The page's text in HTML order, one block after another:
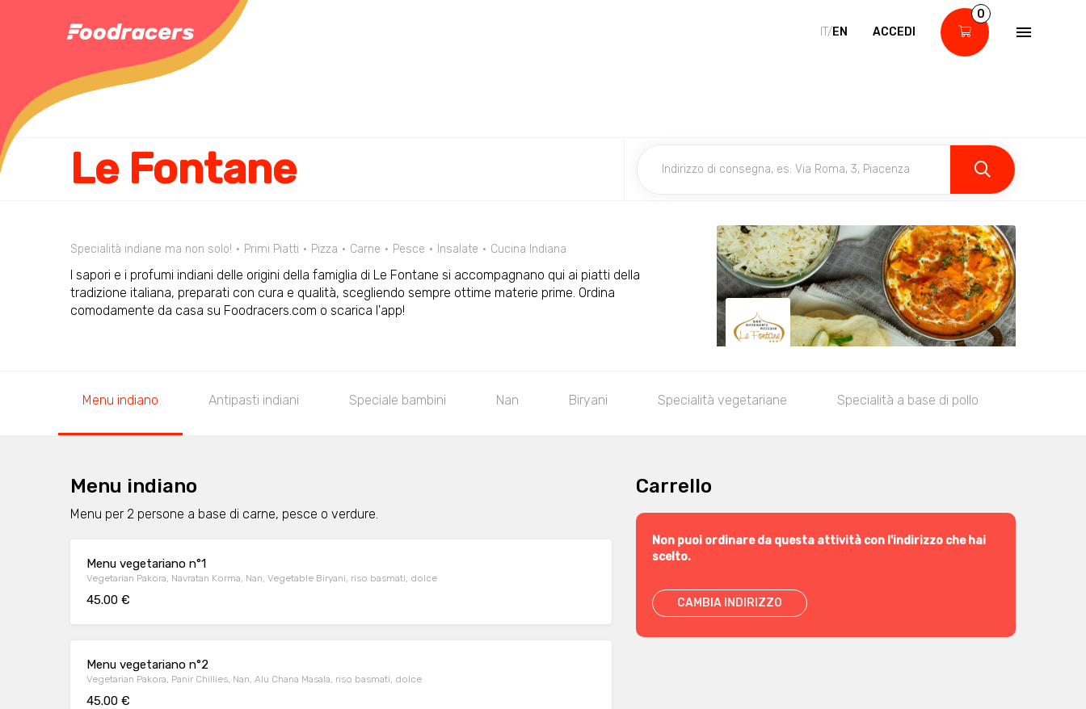
IT/EN ACCEDI
0
Le Fontane
Specialità indiane ma non solo! Primi Piatti Pizza Carne Pesce Insalate Cucina Indiana
I sapori e i profumi indiani delle origini della famiglia di Le Fontane si accompagnano qui ai piatti della
tradizione italiana, preparati con cura e qualità, scegliendo sempre ottime materie prime. Ordina
comodamente da casa su Foodracers.com o scarica l'app!
Menu indiano Antipasti indiani Speciale bambini Nan Biryani Specialità vegetariane Specialità a base di pollo
Menu indiano
Menu per 2 persone a base di carne, pesce o verdure.
Menu vegetariano n°1
Vegetarian Pakora, Navratan Korma, Nan, Vegetable Biryani, riso basmati, dolce
45.00 €
Menu vegetariano n°2
Vegetarian Pakora, Panir Chillies, Nan, Alu Chana Masala, riso basmati, dolce
45.00 €
Carrello
Non puoi ordinare da questa attività con l'indirizzo che hai
scelto.
CAMBIA INDIRIZZO